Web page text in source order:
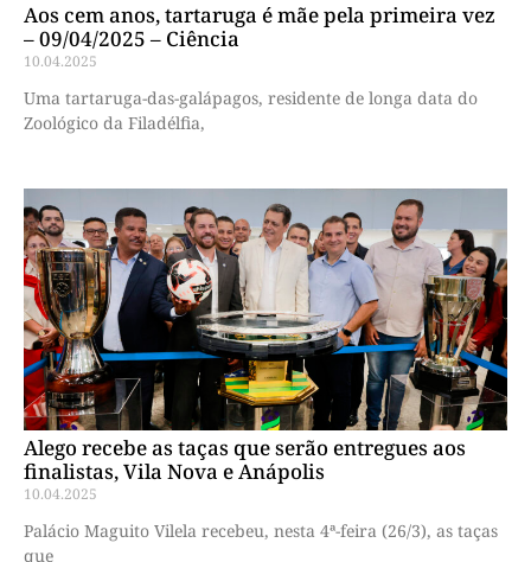
Aos cem anos, tartaruga é mãe pela primeira vez
– 09/04/2025 – Ciência
10.04.2025
Uma tartaruga-das-galápagos, residente de longa data do
Zoológico da Filadélfia,
Alego recebe as taças que serão entregues aos
finalistas, Vila Nova e Anápolis
10.04.2025
Palácio Maguito Vilela recebeu, nesta 4ª-feira (26/3), as taças
que